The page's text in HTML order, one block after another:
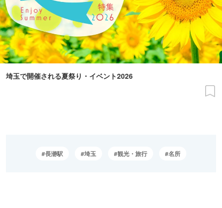
埼玉で開催される夏祭り・イベント2026
長瀞駅 埼玉 観光・旅行 名所